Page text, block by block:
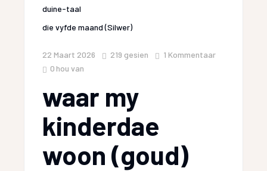
duine-taal
die vyfde maand (Silwer)
22 Maart 2026 219 gesien
1 Kommentaar
0 hou van
waar my
kinderdae
woon (goud)